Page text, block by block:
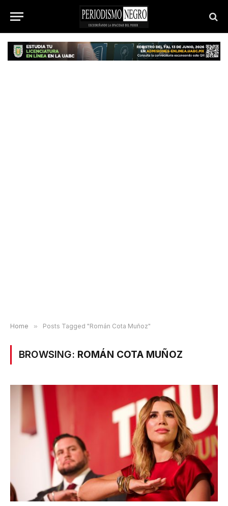
Home » Posts Tagged "Román Cota Muñoz"
BROWSING: ROMÁN COTA MUÑOZ